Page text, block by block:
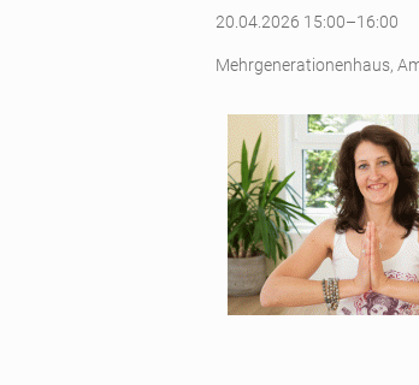
20.04.2026 15:00–16:00
Mehrgenerationenhaus,